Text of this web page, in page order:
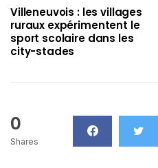
Villeneuvois : les villages
ruraux expérimentent le
sport scolaire dans les
city-stades
0
Shares